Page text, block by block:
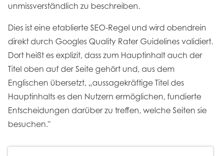
unmissverständlich zu beschreiben.
Dies ist eine etablierte SEO-Regel und wird obendrein
direkt durch Googles Quality Rater Guidelines validiert.
Dort heißt es explizit, dass zum Hauptinhalt auch der
Titel oben auf der Seite gehört und, aus dem
Englischen übersetzt, „aussagekräftige Titel des
Hauptinhalts es den Nutzern ermöglichen, fundierte
Entscheidungen darüber zu treffen, welche Seiten sie
besuchen."